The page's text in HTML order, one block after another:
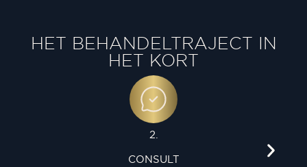
HET BEHANDELTRAJECT IN
HET KORT
2.
CONSULT